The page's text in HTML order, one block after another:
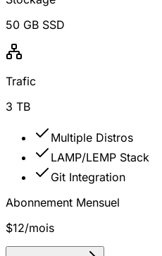
50 GB SSD
Trafic
3 TB
Multiple Distros
LAMP/LEMP Stack
Git Integration
Abonnement Mensuel
$12/mois